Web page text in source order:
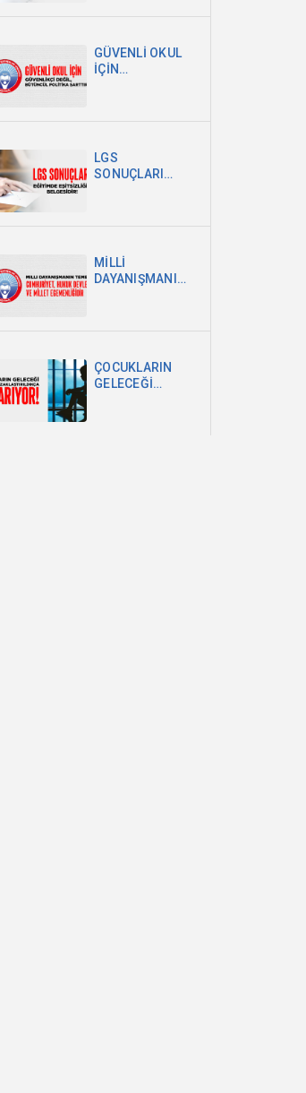
Dava Açtık
GÜVENLİ OKUL
İÇİN
ŞARTTIR
LGS
SONUÇLARI
MİLLİ
DAYANIŞMANIN
MİLLET
EGEMENLİĞİDİR
ÇOCUKLARIN
GELECEĞİ